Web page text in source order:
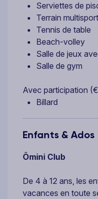
Serviettes de
Terrain multisport
Tennis de table
Beach-volley
Salle de jeux
Salle de gym
Avec participation
Billard
Enfants & Ados
Ômini Club
De 4 à 12 ans, les
vacances en toute